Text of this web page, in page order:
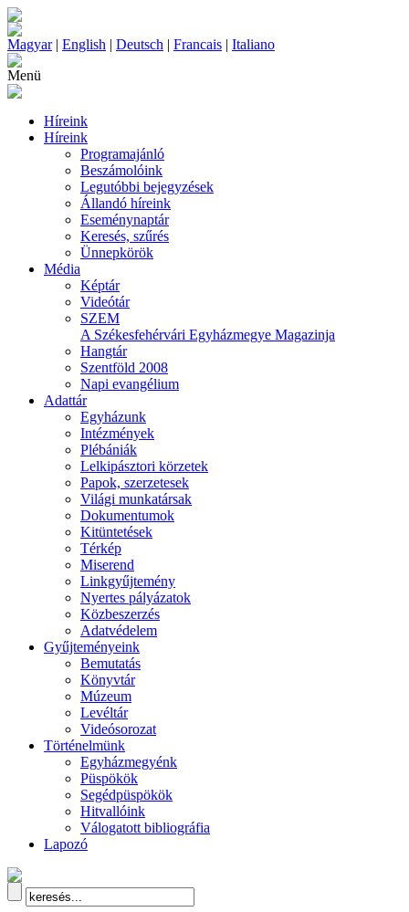
Magyar| English | Deutsch | Francais | Italiano
Menü
Híreink
Híreink
Programajánló
Beszámolóink
Legutóbbi bejegyzések
Állandó híreink
Eseménynaptár
Keresés, szűrés
Ünnepkörök
Média
Képtár
Videótár
SZEM
A Székesfehérvári Egyházmegye Magazinja
Hangtár
Szentföld 2008
Napi evangélium
Adattár
Egyházunk
Intézmények
Plébániák
Lelkipásztori körzetek
Papok, szerzetesek
Világi munkatársak
Dokumentumok
Kitüntetések
Térkép
Miserend
Linkgyűjtemény
Nyertes pályázatok
Közbeszerzés
Adatvédelem
Gyűjteményeink
Bemutatás
Könyvtár
Múzeum
Levéltár
Videósorozat
Történelmünk
Egyházmegyénk
Püspökök
Segédpüspökök
Hitvallóink
Válogatott bibliográfia
Lapozó